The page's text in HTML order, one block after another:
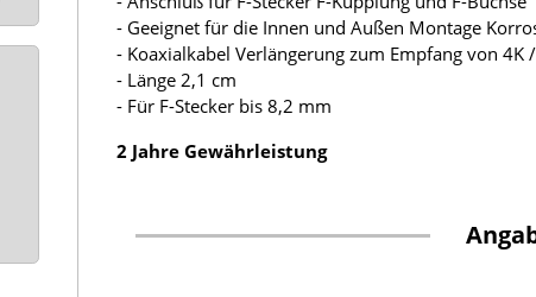
- Geeignet für die Innen und Außen Montage
- Koaxialkabel Verlängerung zum Empfang von 4K
- Länge 2,1 cm
- Für F-Stecker bis 8,2 mm
2 Jahre Gewährleistung